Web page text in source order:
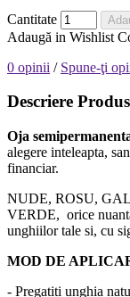
Cantitate
Adaugă in Wishlist
0 opinii / Spune-ţi
Descriere Produs
Oja
alegere inteleapta,
financiar.
NUDE, ROSU,
VERDE, orice
unghiilor tale si, cu
MOD DE
- Pregatiti unghia